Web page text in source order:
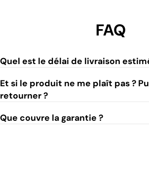
FAQ
Quel est le délai de livraison
Et si le produit ne me plaît pas ?
retourner ?
Que couvre la garantie ?